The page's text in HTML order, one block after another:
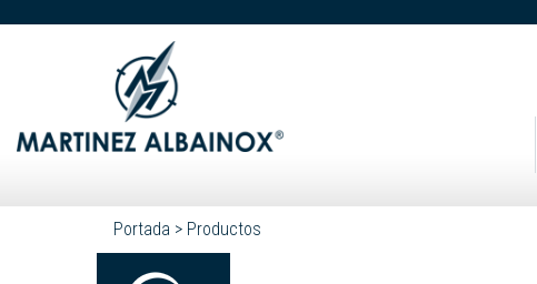
Portada > Productos